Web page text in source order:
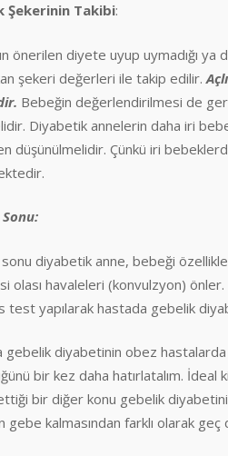
Şekerinin Takibi:
önerilen diyete uyup uymadığı
şekeri değerleri ile takip edilir.
Bebeğin değerlendirilmesi de
Diyabetik annelerin daha iri
düşünülmelidir. Çünkü iri
diyabetik anne, bebeği
olası havaleleri (konvulzyon)
test yapılarak hastada gebelik
gebelik diyabetinin obez
bir kez daha hatırlatalım. İdeal
bir diğer konu gebelik
gebe kalmasından farklı olarak